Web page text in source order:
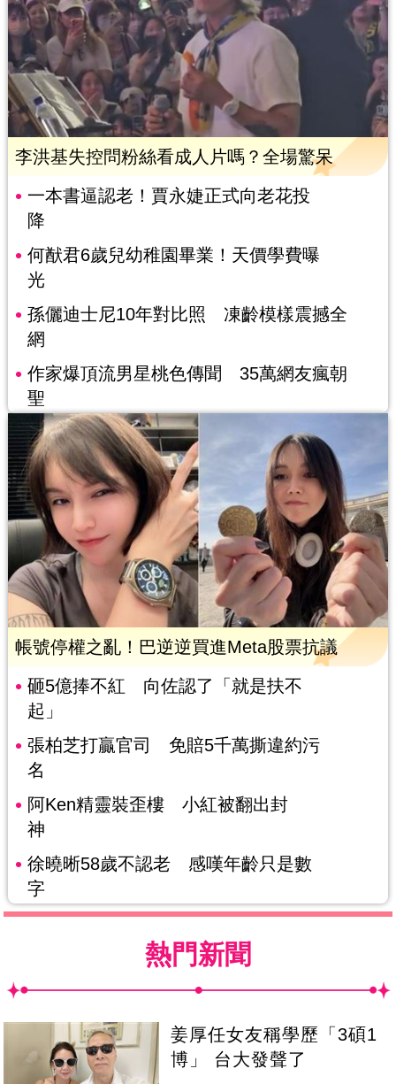
李洪基失控問粉絲看成人片嗎？全場驚呆
一本書逼認老！賈永婕正式向老花投
降
何猷君6歲兒幼稚園畢業！天價學費曝
光
孫儷迪士尼10年對比照 凍齡模樣震撼全
網
作家爆頂流男星桃色傳聞 35萬網友瘋朝
聖
帳號停權之亂！巴逆逆買進Meta股票抗議
砸5億捧不紅 向佐認了「就是扶不
起」
張柏芝打贏官司 免賠5千萬撕違約污
名
阿Ken精靈裝歪樓 小紅被翻出封
神
徐曉晰58歲不認老 感嘆年齡只是數
字
熱門新聞
姜厚任女友稱學歷「3碩1
博」 台大發聲了